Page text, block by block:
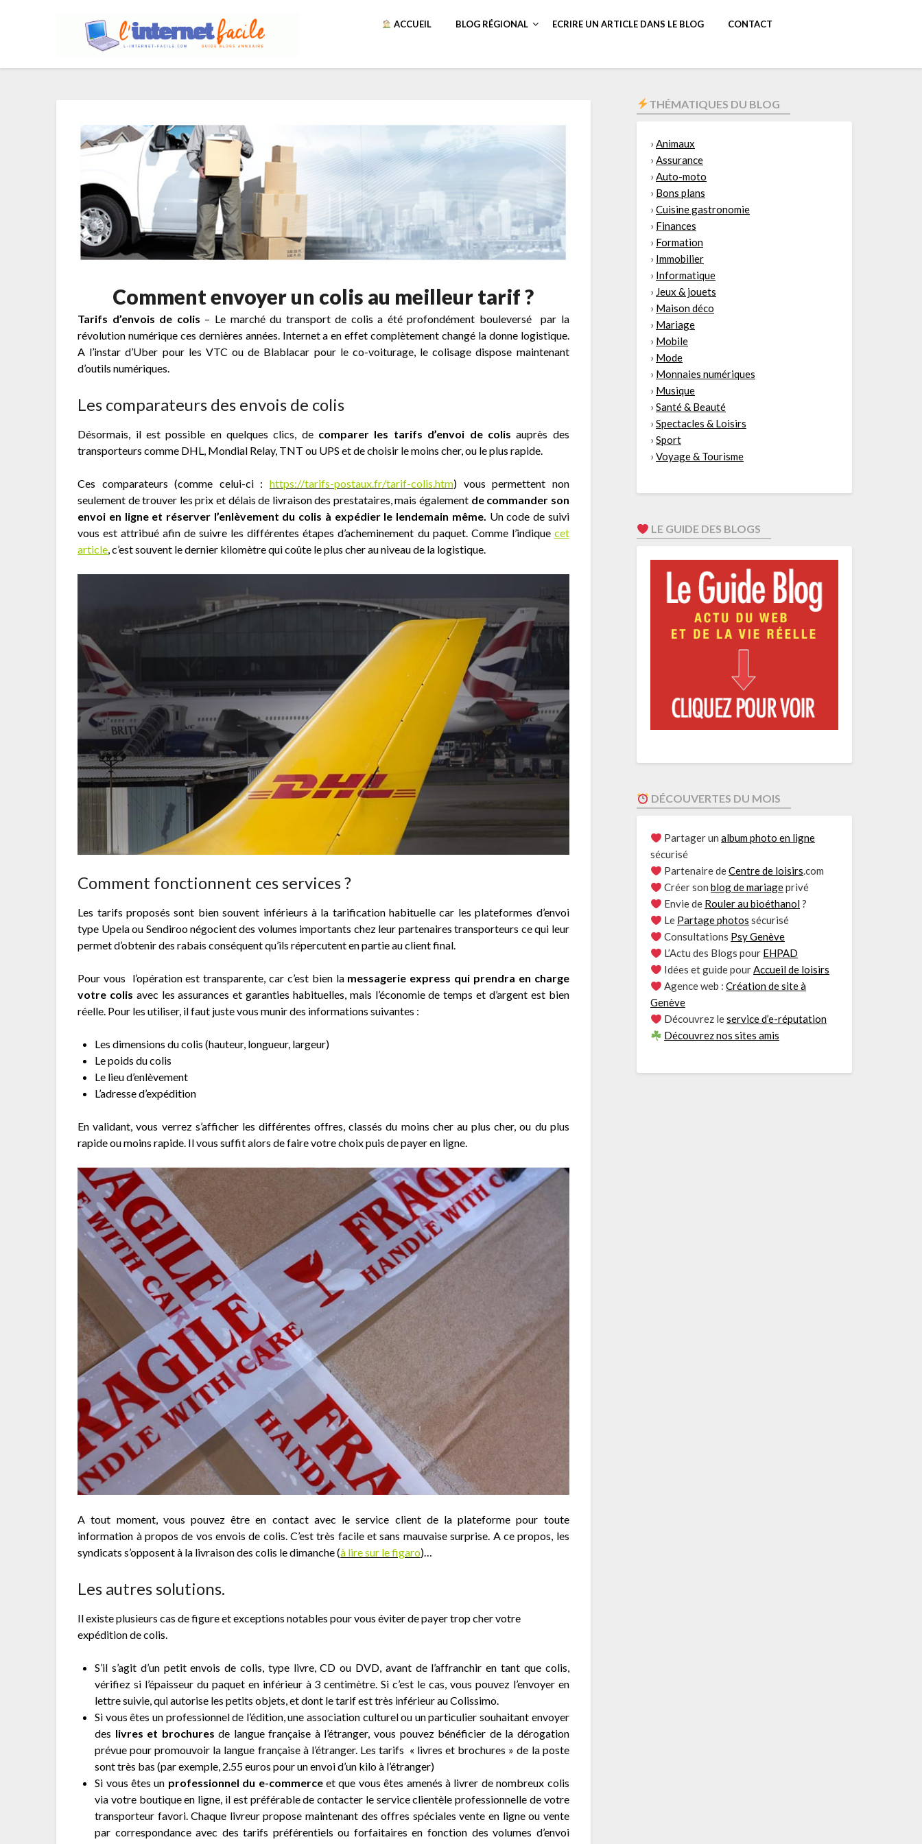
ACCUEIL BLOG RÉGIONAL ECRIRE UN ARTICLE DANS LE BLOG CONTACT
Comment envoyer un colis au meilleur tarif ?
Tarifs d’envois de colis – Le marché du transport de colis a été profondément bouleversé par la
révolution numérique ces dernières années. Internet a en effet complètement changé la donne logistique.
A l’instar d’Uber pour les VTC ou de Blablacar pour le co-voiturage, le colisage dispose maintenant
d’outils numériques.
Les comparateurs des envois de colis
Désormais, il est possible en quelques clics, de comparer les tarifs d’envoi de colis auprès des
transporteurs comme DHL, Mondial Relay, TNT ou UPS et de choisir le moins cher, ou le plus rapide.
Ces comparateurs (comme celui-ci : https://tarifs-postaux.fr/tarif-colis.htm) vous permettent non
seulement de trouver les prix et délais de livraison des prestataires, mais également de commander son
envoi en ligne et réserver l’enlèvement du colis à expédier le lendemain même. Un code de suivi
vous est attribué afin de suivre les différentes étapes d’acheminement du paquet. Comme l’indique cet
article , c’est souvent le dernier kilomètre qui coûte le plus cher au niveau de la logistique.
Comment fonctionnent ces services ?
Les tarifs proposés sont bien souvent inférieurs à la tarification habituelle car les plateformes d’envoi
type Upela ou Sendiroo négocient des volumes importants chez leur partenaires transporteurs ce qui leur
permet d’obtenir des rabais conséquent qu’ils répercutent en partie au client final.
Pour vous l’opération est transparente, car c’est bien la messagerie express qui prendra en charge
votre colis avec les assurances et garanties habituelles, mais l’économie de temps et d’argent est bien
réelle. Pour les utiliser, il faut juste vous munir des informations suivantes :
Les dimensions du colis (hauteur, longueur, largeur)
Le poids du colis
Le lieu d’enlèvement
L’adresse d’expédition
En validant, vous verrez s’afficher les différentes offres, classés du moins cher au plus cher, ou du plus
rapide ou moins rapide. Il vous suffit alors de faire votre choix puis de payer en ligne.
A tout moment, vous pouvez être en contact avec le service client de la plateforme pour toute
information à propos de vos envois de colis. C’est très facile et sans mauvaise surprise. A ce propos, les
syndicats s’opposent à la livraison des colis le dimanche (à lire sur le figaro)…
Les autres solutions.
Il existe plusieurs cas de figure et exceptions notables pour vous éviter de payer trop cher votre
expédition de colis.
S’il s’agit d’un petit envois de colis, type livre, CD ou DVD, avant de l’affranchir en tant que colis,
vérifiez si l’épaisseur du paquet en inférieur à 3 centimètre. Si c’est le cas, vous pouvez l’envoyer en
lettre suivie, qui autorise les petits objets, et dont le tarif est très inférieur au Colissimo.
Si vous êtes un professionnel de l’édition, une association culturel ou un particulier souhaitant envoyer
des livres et brochures de langue française à l’étranger, vous pouvez bénéficier de la dérogation
prévue pour promouvoir la langue française à l’étranger. Les tarifs « livres et brochures » de la poste
sont très bas (par exemple, 2.55 euros pour un envoi d’un kilo à l’étranger)
Si vous êtes un professionnel du e-commerceet que vous êtes amenés à livrer de nombreux colis
via votre boutique en ligne, il est préférable de contacter le service clientèle professionnelle de votre
transporteur favori. Chaque livreur propose maintenant des offres spéciales vente en ligne ou vente
par correspondance avec des tarifs préférentiels ou forfaitaires en fonction des volumes d’envoi
THÉMATIQUES DU BLOG
› Animaux
› Assurance
› Auto-moto
› Bons plans
› Cuisine gastronomie
› Finances
› Formation
› Immobilier
› Informatique
› Jeux & jouets
› Maison déco
› Mariage
› Mobile
› Mode
› Monnaies numériques
› Musique
› Santé & Beauté
› Spectacles & Loisirs
› Sport
› Voyage & Tourisme
LE GUIDE DES BLOGS
DÉCOUVERTES DU MOIS
Partager unalbum photo en ligne
sécurisé
Partenaire deCentre de loisirs.com
Créer sonblog de mariageprivé
Envie de Rouler au bioéthanol?
Le Partage photos sécurisé
Consultations Psy Genève
L’Actu des Blogs pour EHPAD
Idées et guide pourAccueil de loisirs
Agence web :Création de site à
Genève
Découvrez leservice d’e-réputation
Découvrez nos sites amis